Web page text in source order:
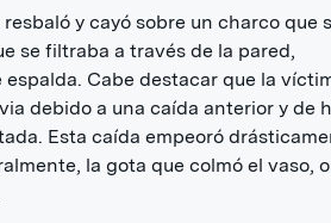
y cayó sobre un charco que
se filtraba a través de la pared,
Cabe destacar que la
debido a una caída anterior y de
Esta caída empeoró
la gota que colmó el vaso,